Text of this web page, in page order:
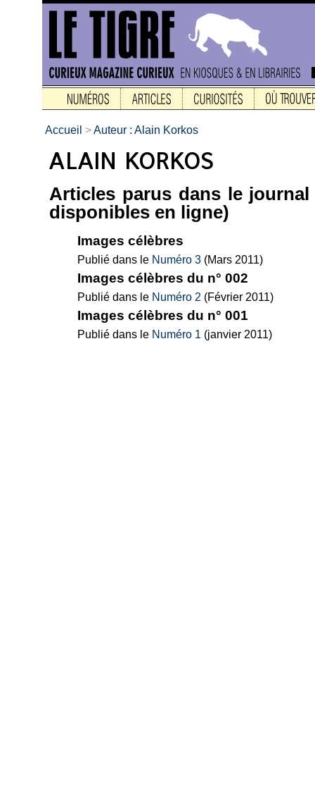
Accueil >Auteur : Alain Korkos
Articles parus dans le
disponibles en ligne)
Images célèbres
Publié dans le Numéro 3 (Mars 2011)
Images célèbres du n° 002
Publié dans le Numéro 2 (Février 2011)
Images célèbres du n° 001
Publié dans le Numéro 1 (janvier 2011)